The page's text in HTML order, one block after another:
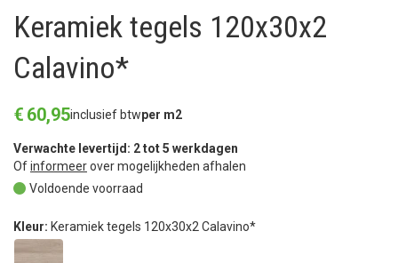
Keramiek tegels 120x30x2
Calavino*
€ 60,95inclusief btwper m2
Verwachte levertijd: 2 tot 5 werkdagen
Ofinformeerover mogelijkheden afhalen
Voldoende voorraad
Kleur: Keramiek tegels 120x30x2 Calavino*